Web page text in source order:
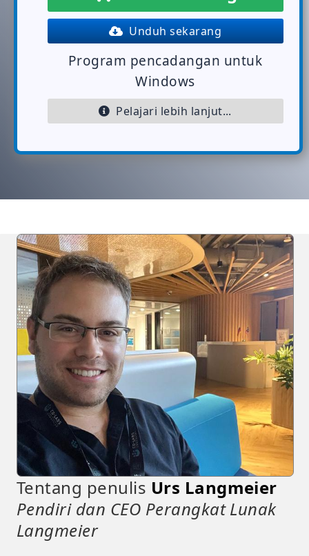
Unduh sekarang
Program pencadangan untuk
Windows
Pelajari lebih lanjut...
Tentang penulis Urs Langmeier
Pendiri dan CEO Perangkat Lunak
Langmeier